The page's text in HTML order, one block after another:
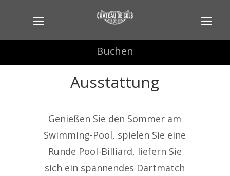
Buchen
Ausstattung
Genießen Sie den Sommer am
Swimming-Pool, spielen Sie eine
Runde Pool-Billiard, liefern Sie
sich ein spannendes Dartmatch